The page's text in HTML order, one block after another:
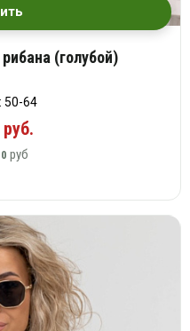
(голубой)
50-64
руб